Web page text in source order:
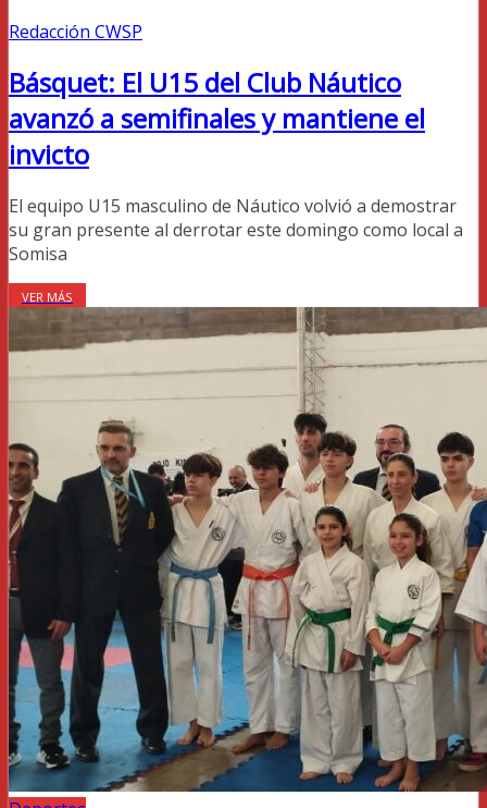
Redacción CWSP
Básquet: El U15 del Club Náutico
avanzó a semifinales y mantiene el
invicto
El equipo U15 masculino de Náutico volvió a demostrar
su gran presente al derrotar este domingo como local a
Somisa